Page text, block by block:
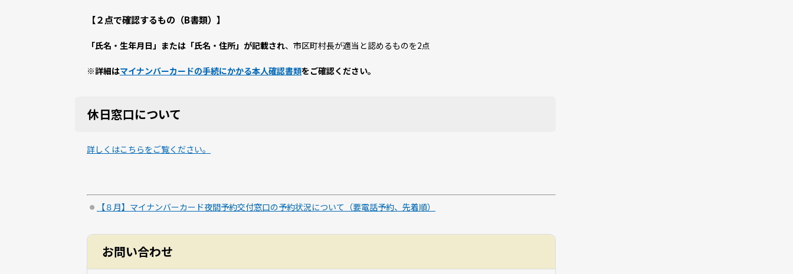
【２点で確認するもの（B書類）】
「氏名・生年月日」 または 「氏名・住所」 が記載され、市区町村長が適当と認めるものを2点
※詳細はマイナンバーカードの手続にかかる本人確認書類をご確認ください。
休日窓口について
詳しくはこちらをご覧ください。
【８月】マイナンバーカード夜間予約交付窓口の予約状況について（要電話予約、先着順）
お問い合わせ